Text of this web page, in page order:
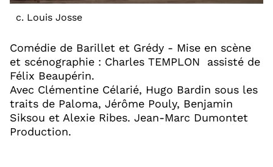
c. Louis Josse
Comédie de Barillet et Grédy - Mise en scène
et scénographie : Charles TEMPLON assisté de
Félix Beaupérin.
Avec Clémentine Célarié, Hugo Bardin sous les
traits de Paloma, Jérôme Pouly, Benjamin
Siksou et Alexie Ribes. Jean-Marc Dumontet
Production.